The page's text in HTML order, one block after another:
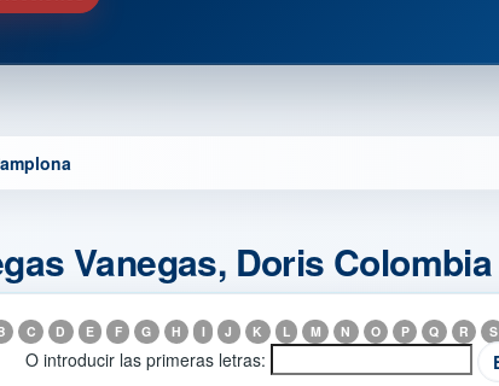
Vanegas, Doris Colombia
C D E F G H I J K L M N O P Q R S
O introducir las primeras letras: